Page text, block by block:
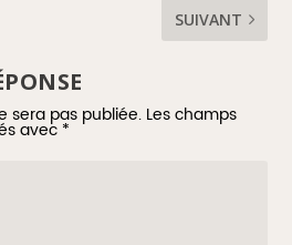
SUIVANT
sera pas publiée. Les champs
avec *